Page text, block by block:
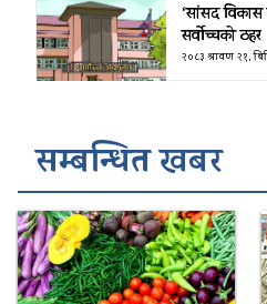
‘सांसद विकास
सर्वोच्चको ठहर
२०८३ श्रावण २१,
सम्बन्धित खबर